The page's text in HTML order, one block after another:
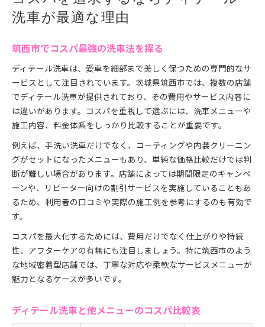
洗車が最適な理由
筑西市でコスパ最強の洗車法を探る
ディテール洗車は、愛車を細部まで美しく保つための専門的なサ
ービスとして注目されています。茨城県筑西市では、複数の店舗
でディテール洗車が提供されており、その費用やサービス内容に
は違いがあります。コスパを重視して選ぶには、洗車メニューや
施工内容、料金体系をしっかり比較することが重要です。
例えば、手洗い洗車だけでなく、コーティングや内装クリーニン
グがセットになったメニューもあり、単純な価格比較だけでは判
断が難しい場合があります。店舗によっては期間限定のキャンペ
ーンや、リピーター向けの割引サービスを実施していることもあ
るため、利用者の口コミや実際の施工例を参考にするのも有効で
す。
コスパを最大化するためには、費用だけでなく仕上がりや持続
性、アフターケアの有無にも注目しましょう。特に筑西市のよう
な地域密着型店舗では、丁寧な対応や柔軟なサービスメニューが
魅力となるケースが多いです。
ディテール洗車と他メニューのコスパ比較表